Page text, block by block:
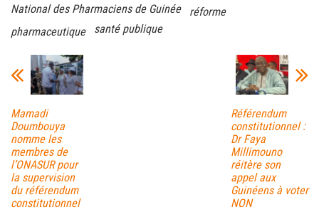
National des Pharmaciens de Guinée
réforme
pharmaceutique
santé publique
Mamadi
Doumbouya
nomme les
membres de
l’ONASUR pour
la supervision
du référendum
constitutionnel
Référendum
constitutionnel :
Dr Faya
Millimouno
réitère son
appel aux
Guinéens à voter
NON